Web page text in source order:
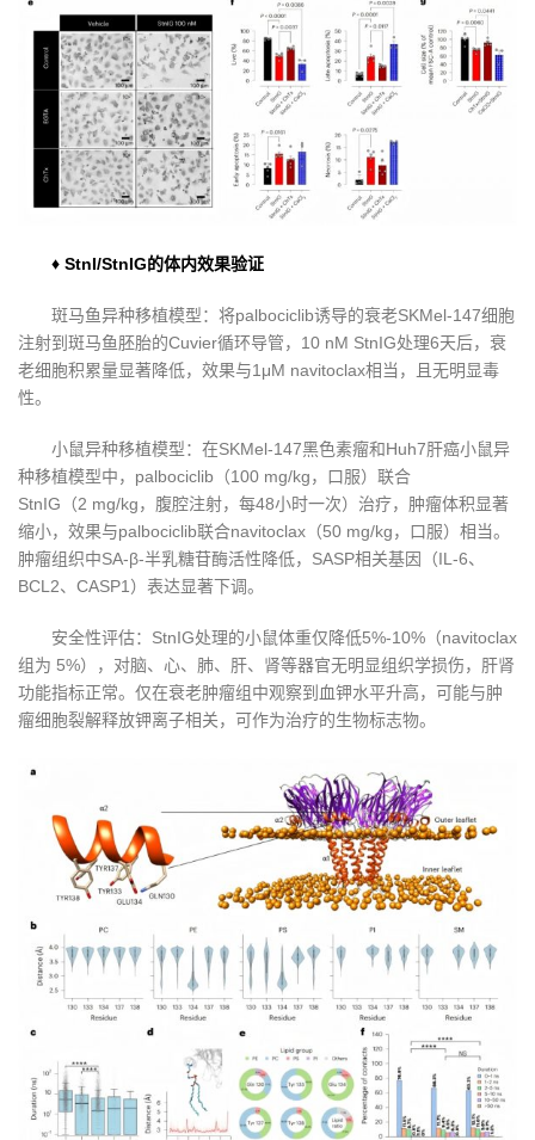
♦ StnI/StnIG的体内效果验证
斑马鱼异种移植模型：将palbociclib诱导的衰老SKMel-147细胞
注射到斑马鱼胚胎的Cuvier循环导管，10 nM StnIG处理6天后，衰
老细胞积累量显著降低，效果与1μM navitoclax相当，且无明显毒
性。
小鼠异种移植模型：在SKMel-147黑色素瘤和Huh7肝癌小鼠异
种移植模型中，palbociclib（100 mg/kg，口服）联合
StnIG（2 mg/kg，腹腔注射，每48小时一次）治疗，肿瘤体积显著
缩小，效果与palbociclib联合navitoclax（50 mg/kg，口服）相当。
肿瘤组织中SA-β-半乳糖苷酶活性降低，SASP相关基因（IL-6、
BCL2、CASP1）表达显著下调。
安全性评估：StnIG处理的小鼠体重仅降低5%-10%（navitoclax
组为 5%），对脑、心、肺、肝、肾等器官无明显组织学损伤，肝肾
功能指标正常。仅在衰老肿瘤组中观察到血钾水平升高，可能与肿
瘤细胞裂解释放钾离子相关，可作为治疗的生物标志物。